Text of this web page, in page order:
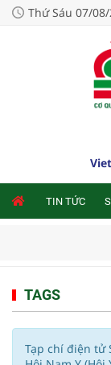
Thứ Sáu 07/
TIN TỨC
TAGS
Tạp chí điện tử